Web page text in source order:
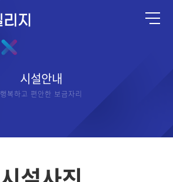
시설안내
행복하고 편안한 보금자리